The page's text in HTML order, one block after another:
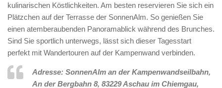
kulinarischen Köstlichkeiten. Am besten reservieren Sie sich ein
Plätzchen auf der Terrasse der SonnenAlm. So genießen Sie
einen atemberaubenden Panoramablick während des Brunches.
Sind Sie sportlich unterwegs, lässt sich dieser Tagesstart
perfekt mit Wandertouren auf der Kampenwand verbinden.
Adresse: SonnenAlm an der Kampenwandseilbahn,
An der Bergbahn 8, 83229 Aschau im Chiemgau,